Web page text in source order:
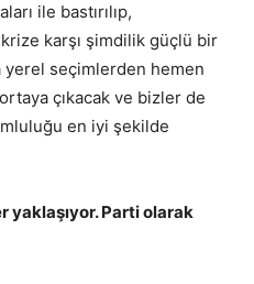
ile bastırılıp,
krize karşı şimdilik güçlü bir
seçimlerden hemen
çıkacak ve bizler de
en iyi şekilde
yaklaşıyor. Parti olarak